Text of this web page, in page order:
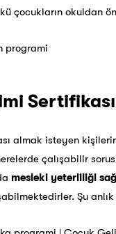
çocukların okuldan
almak isteyen
çalışabilir
mesleki yeterliliği
Şu